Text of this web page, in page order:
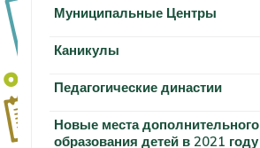
Муниципальные Центры
Каникулы
Педагогические династии
Новые места дополнительного
образования детей в 2021 году